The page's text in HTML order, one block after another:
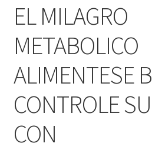
EL MILAGRO
METABOLICO
ALIMENTESE
CONTROLE
CON